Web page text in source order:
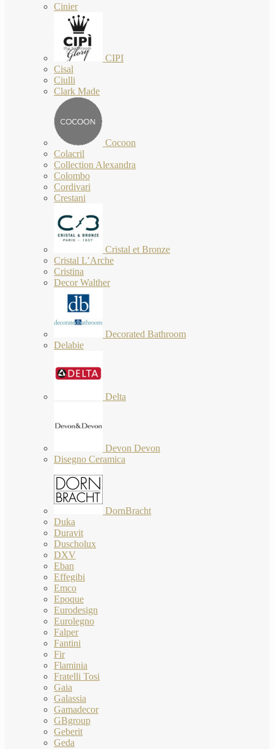
Cinier
CIPI
Cisal
Ciulli
Clark Made
Cocoon
Colacril
Collection Alexandra
Colombo
Cordivari
Crestani
Cristal et Bronze
Cristal L’Arche
Cristina
Decor Walther
Decorated Bathroom
Delabie
Delta
Devon Devon
Disegno Ceramica
DornBracht
Duka
Duravit
Duscholux
DXV
Eban
Effegibi
Emco
Epoque
Eurodesign
Eurolegno
Falper
Fantini
Fir
Flaminia
Fratelli Tosi
Gaia
Galassia
Gamadecor
GBgroup
Geberit
Geda